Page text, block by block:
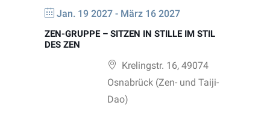
Jan. 19 2027 - März 16 2027
ZEN-GRUPPE – SITZEN IN STILLE IM STIL
DES ZEN
Krelingstr. 16, 49074
Osnabrück (Zen- und Taiji-
Dao)